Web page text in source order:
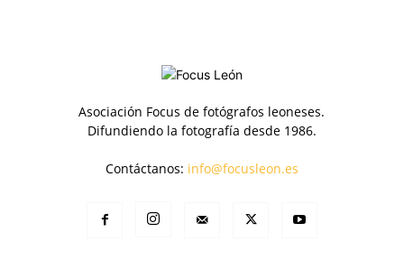
Asociación Focus de fotógrafos leoneses.
Difundiendo la fotografía desde 1986.
Contáctanos: info@focusleon.es